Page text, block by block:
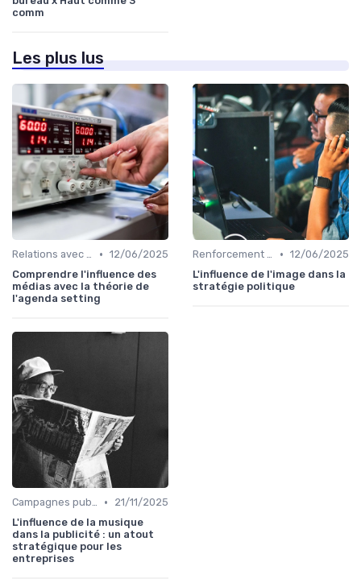
comm
Les plus lus
Relations avec les médias • 12/06/2025
Comprendre l'influence des
médias avec la théorie de
l'agenda setting
Renforcement de marque • 12/06/2025
L'influence de l'image dans la
stratégie politique
Campagnes publicitaires •
21/11/2025
L'influence de la musique
dans la publicité : un atout
stratégique pour les
entreprises